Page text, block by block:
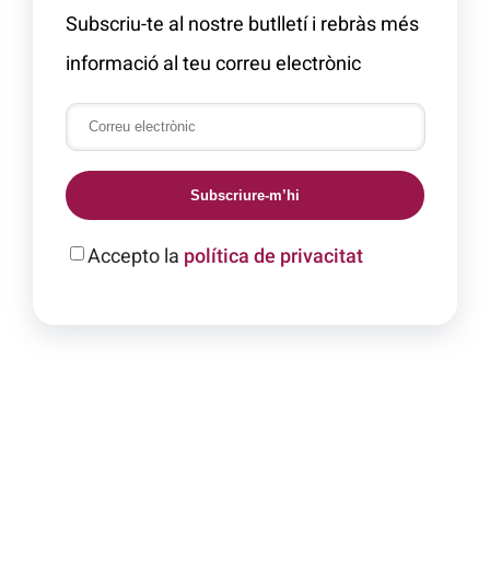
Subscriu-te al nostre butlletí i rebràs més
informació al teu correu electrònic
Subscriure-m’hi
Accepto la política de privacitat